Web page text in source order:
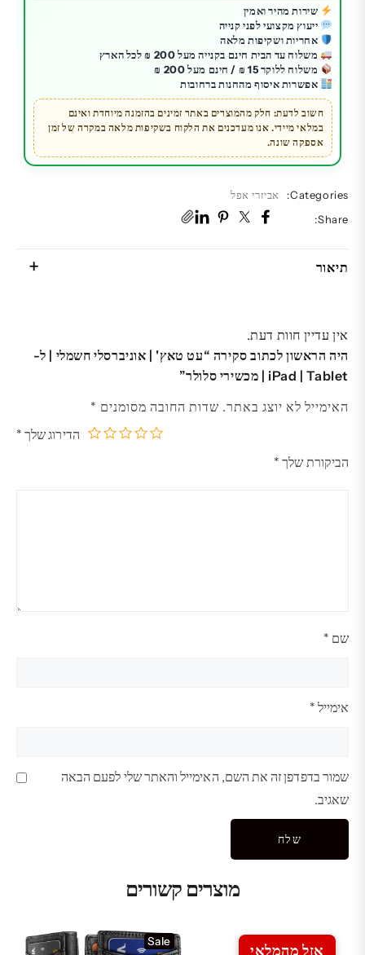
|
אוניברסלי
חשמלי
|
ל-
iPad
|
Tablet
מכשירי
שירות מהיר ואמין
ייעוץ מקצועי לפני קנייה
אחריות ושקיפות מלאה
משלוח עד הבית חינם בקנייה מעל 200 ₪ לכל הארץ
משלוח ללוקר 15 ₪ / חינם מעל 200 ₪
אפשרות איסוף מהחנות ברחובות
חשוב לדעת: חלק מהמוצרים באתר זמינים בהזמנה מיוחדת ואינם
במלאי מיידי. אנו מעדכנים את הלקוח בשקיפות מלאה במקרה של זמן
אספקה שונה.
Categories:
אביזרי אפל
Share:
תיאור
אין עדיין חוות דעת.
היה הראשון לכתוב סקירה “עט טאץ' | אוניברסלי חשמלי | ל-
iPad | Tablet | מכשירי סלולר”
האימייל לא יוצג באתר. שדות החובה מסומנים *
הדירוג שלך *
הביקורת שלך *
שם *
אימייל *
שמור בדפדפן זה את השם, האימייל והאתר שלי לפעם הבאה
שאגיב.
מוצרים קשורים
אזל מהמלאי
Sale